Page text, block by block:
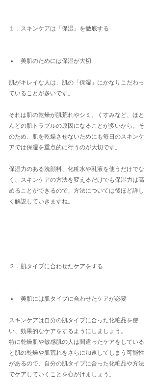
１．スキンケアは「保湿」を徹底する
美肌のためには保湿が大切
肌がキレイな人は、肌の「保湿」にかなりこだわっ
ていることが多いです。
それは肌の乾燥が肌荒れやシミ、くすみなど、ほと
んどの肌トラブルの原因になることが多いから。そ
のため、肌を乾燥させないためにも毎日のスキンケ
アでは保湿を重点的に行うのが大切です。
保湿力のある洗顔料、化粧水や乳液を使うだけでな
く、スキンケアの方法を変えるだけでも保湿力は高
めることができるので、方法については後ほど詳し
く解説していきますね。
２．肌タイプに合わせたケアをする
美肌には肌タイプに合わせたケアが必要
スキンケアは自分の肌タイプに合った化粧品を使
い、効果的なケアをするようにしましょう。
特に乾燥肌や敏感肌の人は間違ったケアをしている
と肌の乾燥や肌荒れをさらに加速してしまう可能性
があるので、自分の肌タイプに合った化粧品や方法
でケアしていくことを心がけましょう。